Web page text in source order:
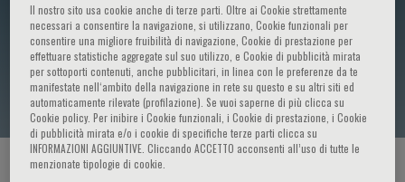
Laura Ruspi
HOME PAGE / CORSI ED EVENTI
Il nostro sito usa cookie anche di terze parti. Oltre ai Cookie strettamente
necessari a consentire la navigazione, si utilizzano, Cookie funzionali per
consentire una migliore fruibilità di navigazione, Cookie di prestazione per
effettuare statistiche aggregate sul suo utilizzo, e Cookie di pubblicità mirata
per sottoporti contenuti, anche pubblicitari, in linea con le preferenze da te
manifestate nell‘ambito della navigazione in rete su questo e su altri siti ed
automaticamente rilevate (profilazione). Se vuoi saperne di più clicca su
Cookie policy. Per inibire i Cookie funzionali, i Cookie di prestazione, i Cookie
di pubblicità mirata e/o i cookie di specifiche terze parti clicca su
INFORMAZIONI AGGIUNTIVE. Cliccando ACCETTO acconsenti all’uso di tutte le
menzionate tipologie di cookie.